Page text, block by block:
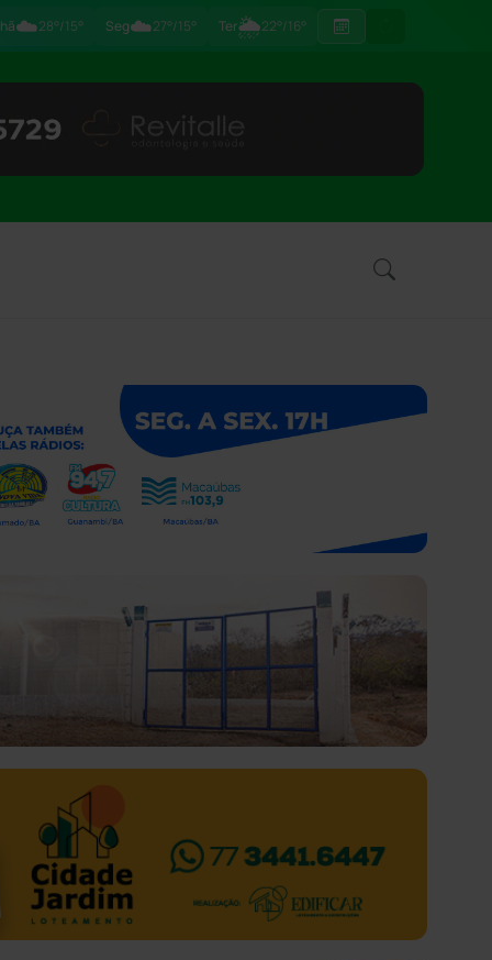
☁️28°/15° Seg☁️27°/15° Ter🌦22°/16°